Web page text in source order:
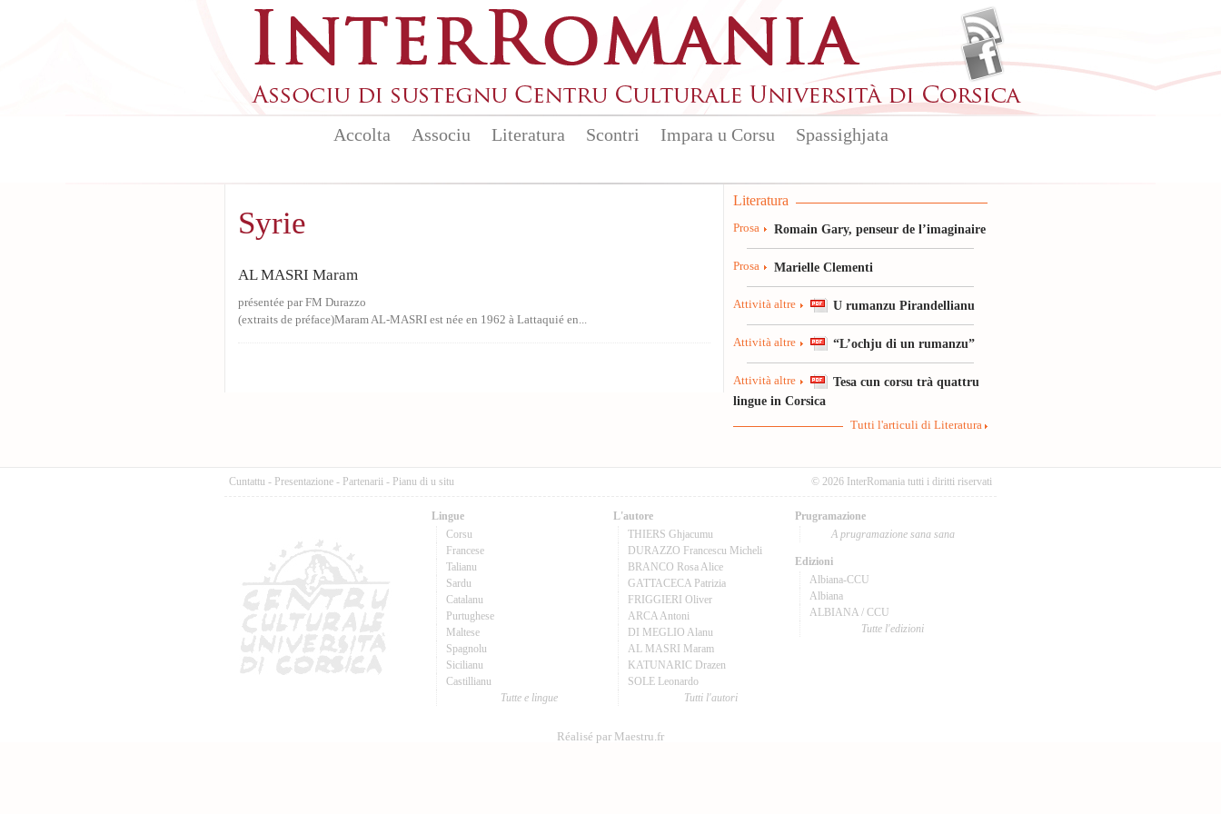
Accolta Associu Literatura Scontri Impara u Corsu Spassighjata
Syrie
AL MASRI Maram
présentée par FM Durazzo
(extraits de préface)Maram AL-MASRI est née en 1962 à Lattaquié en...
Literatura
Prosa Romain Gary, penseur de l’imaginaire
Prosa Marielle Clementi
Attività altre U rumanzu Pirandellianu
Attività altre “L’ochju di un rumanzu”
Attività altre
Tesa cun corsu trà quattru
lingue in Corsica
Tutti l'articuli di Literatura
Cuntattu - Presentazione - Partenarii - Pianu di u situ © 2026 InterRomania tutti i diritti riservati
Lingue
Corsu
Francese
Talianu
Sardu
Catalanu
Purtughese
Maltese
Spagnolu
Sicilianu
Castillianu
Tutte e lingue
L'autore
THIERS Ghjacumu
DURAZZO Francescu Micheli
BRANCO Rosa Alice
GATTACECA Patrizia
FRIGGIERI Oliver
ARCA Antoni
DI MEGLIO Alanu
AL MASRI Maram
KATUNARIC Drazen
SOLE Leonardo
Tutti l'autori
Prugramazione
A prugramazione sana sana
Edizioni
Albiana-CCU
Albiana
ALBIANA / CCU
Tutte l'edizioni
Réalisé par Maestru.fr